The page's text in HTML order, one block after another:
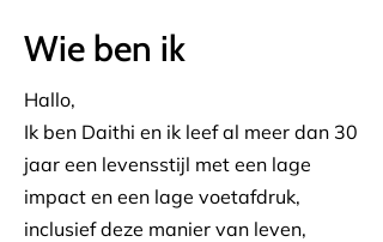
Wie ben ik
Hallo,
Ik ben Daithi en ik leef al meer dan 30
jaar een levensstijl met een lage
impact en een lage voetafdruk,
inclusief deze manier van leven,